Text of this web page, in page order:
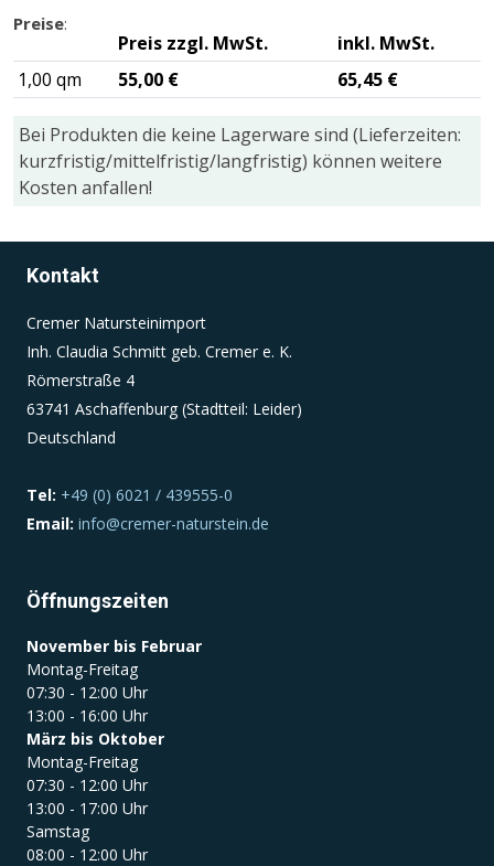
Preise:
Preis zzgl. MwSt.
inkl. MwSt.
1,00 qm
55,00 € 65,45 €
Bei Produkten die keine Lagerware sind (Lieferzeiten:
kurzfristig/mittelfristig/langfristig) können weitere
Kosten anfallen!
Kontakt
Cremer Natursteinimport
Inh. Claudia Schmitt geb. Cremer e. K.
Römerstraße 4
63741 Aschaffenburg (Stadtteil: Leider)
Deutschland
Tel: +49 (0) 6021 / 439555-0
Email: info@cremer-naturstein.de
Öffnungszeiten
November bis Februar
Montag-Freitag
07:30 - 12:00 Uhr
13:00 - 16:00 Uhr
März bis Oktober
Montag-Freitag
07:30 - 12:00 Uhr
13:00 - 17:00 Uhr
Samstag
08:00 - 12:00 Uhr
gelöscht (Sitzungscookie)
Name:
cookie_consent
Einverständnis-Optionen des Benutzers
Cookie Laufzeit: